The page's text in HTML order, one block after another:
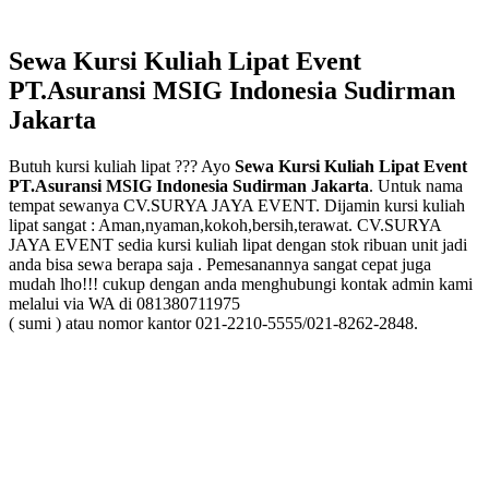
Sewa Kursi Kuliah Lipat Event
PT.Asuransi MSIG Indonesia Sudirman
Jakarta
Butuh kursi kuliah lipat ??? Ayo Sewa Kursi Kuliah Lipat Event
PT.Asuransi MSIG Indonesia Sudirman Jakarta. Untuk nama
tempat sewanya CV.SURYA JAYA EVENT. Dijamin kursi kuliah
lipat sangat : Aman,nyaman,kokoh,bersih,terawat. CV.SURYA
JAYA EVENT sedia kursi kuliah lipat dengan stok ribuan unit jadi
anda bisa sewa berapa saja . Pemesanannya sangat cepat juga
mudah lho!!! cukup dengan anda menghubungi kontak admin kami
melalui via WA di 081380711975
( sumi ) atau nomor kantor 021-2210-5555/021-8262-2848.